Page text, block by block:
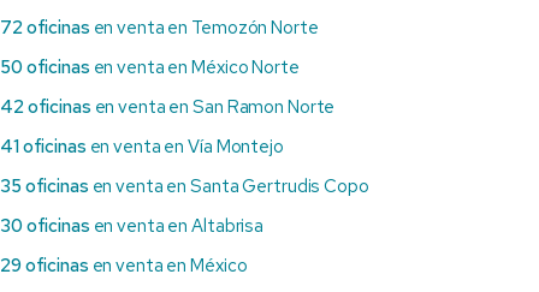
72 oficinas en venta en Temozón Norte
50 oficinas en venta en México Norte
42 oficinas en venta en San Ramon Norte
41 oficinas en venta en Vía Montejo
35 oficinas en venta en Santa Gertrudis Copo
30 oficinas en venta en Altabrisa
29 oficinas en venta en México